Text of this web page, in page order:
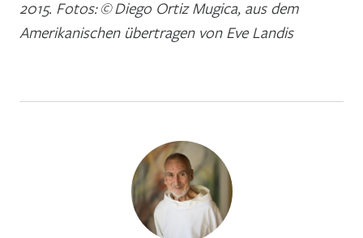
2015. Fotos:©Diego Ortiz Mugica, aus dem
Amerikanischen übertragen von Eve Landis